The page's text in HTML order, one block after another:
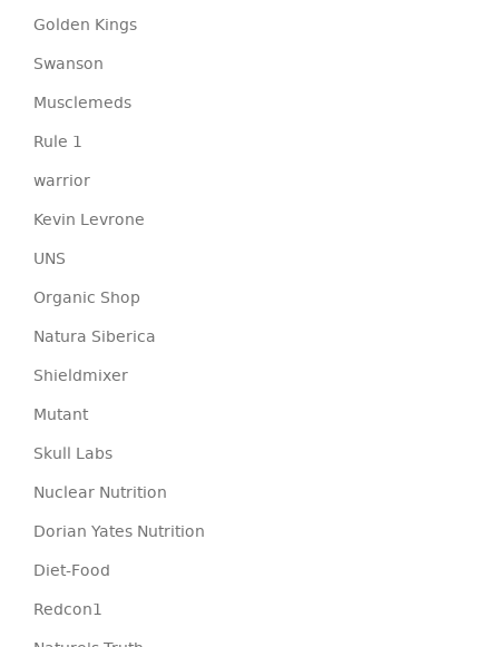
Golden Kings
Swanson
Musclemeds
Rule 1
warrior
Kevin Levrone
UNS
Organic Shop
Natura Siberica
Shieldmixer
Mutant
Skull Labs
Nuclear Nutrition
Dorian Yates Nutrition
Diet-Food
Redcon1